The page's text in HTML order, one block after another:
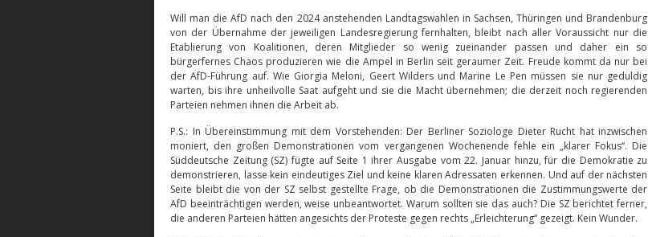
Will man die AfD nach den 2024 anstehenden Landtagswahlen in Sachsen, Thüringen und Brandenburg
von der Übernahme der jeweiligen Landesregierung fernhalten, bleibt nach aller Voraussicht nur die
Etablierung von Koalitionen, deren Mitglieder so wenig zueinander passen und daher ein so
bürgerfernes Chaos produzieren wie die Ampel in Berlin seit geraumer Zeit. Freude kommt da nur bei
der AfD-Führung auf. Wie Giorgia Meloni, Geert Wilders und Marine Le Pen müssen sie nur geduldig
warten, bis ihre unheilvolle Saat aufgeht und sie die Macht übernehmen; die derzeit noch regierenden
Parteien nehmen ihnen die Arbeit ab.
P.S.: In Übereinstimmung mit dem Vorstehenden: Der Berliner Soziologe Dieter Rucht hat inzwischen
moniert, den großen Demonstrationen vom vergangenen Wochenende fehle ein „klarer Fokus“. Die
Süddeutsche Zeitung (SZ) fügte auf Seite 1 ihrer Ausgabe vom 22. Januar hinzu, für die Demokratie zu
demonstrieren, lasse kein eindeutiges Ziel und keine klaren Adressaten erkennen. Und auf der nächsten
Seite bleibt die von der SZ selbst gestellte Frage, ob die Demonstrationen die Zustimmungswerte der
AfD beeinträchtigen werden, weise unbeantwortet. Warum sollten sie das auch? Die SZ berichtet ferner,
die anderen Parteien hätten angesichts der Proteste gegen rechts „Erleichterung“ gezeigt. Kein Wunder.